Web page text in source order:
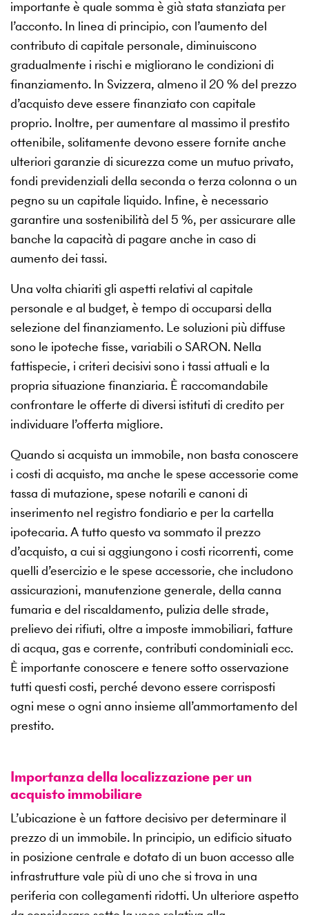
importante è quale somma è già stata stanziata per
l’acconto. In linea di principio, con l’aumento del
contributo di capitale personale, diminuiscono
gradualmente i rischi e migliorano le condizioni di
finanziamento. In Svizzera, almeno il 20 % del prezzo
d’acquisto deve essere finanziato con capitale
proprio. Inoltre, per aumentare al massimo il prestito
ottenibile, solitamente devono essere fornite anche
ulteriori garanzie di sicurezza come un mutuo privato,
fondi previdenziali della seconda o terza colonna o un
pegno su un capitale liquido. Infine, è necessario
garantire una sostenibilità del 5 %, per assicurare alle
banche la capacità di pagare anche in caso di
aumento dei tassi.
Una volta chiariti gli aspetti relativi al capitale
personale e al budget, è tempo di occuparsi della
selezione del finanziamento. Le soluzioni più diffuse
sono le ipoteche fisse, variabili o SARON. Nella
fattispecie, i criteri decisivi sono i tassi attuali e la
propria situazione finanziaria. È raccomandabile
confrontare le offerte di diversi istituti di credito per
individuare l’offerta migliore.
Quando si acquista un immobile, non basta conoscere
i costi di acquisto, ma anche le spese accessorie come
tassa di mutazione, spese notarili e canoni di
inserimento nel registro fondiario e per la cartella
ipotecaria. A tutto questo va sommato il prezzo
d’acquisto, a cui si aggiungono i costi ricorrenti, come
quelli d’esercizio e le spese accessorie, che includono
assicurazioni, manutenzione generale, della canna
fumaria e del riscaldamento, pulizia delle strade,
prelievo dei rifiuti, oltre a imposte immobiliari, fatture
di acqua, gas e corrente, contributi condominiali ecc.
È importante conoscere e tenere sotto osservazione
tutti questi costi, perché devono essere corrisposti
ogni mese o ogni anno insieme all’ammortamento del
prestito.
Importanza della localizzazione per un
acquisto immobiliare
L’ubicazione è un fattore decisivo per determinare il
prezzo di un immobile. In principio, un edificio situato
in posizione centrale e dotato di un buon accesso alle
infrastrutture vale più di uno che si trova in una
periferia con collegamenti ridotti. Un ulteriore aspetto